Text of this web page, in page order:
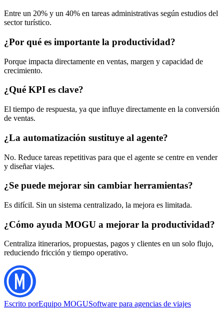
Entre un 20% y un 40% en tareas administrativas según estudios del
sector turístico.
¿Por qué es importante la productividad?
Porque impacta directamente en ventas, margen y capacidad de
crecimiento.
¿Qué KPI es clave?
El tiempo de respuesta, ya que influye directamente en la conversión
de ventas.
¿La automatización sustituye al agente?
No. Reduce tareas repetitivas para que el agente se centre en vender
y diseñar viajes.
¿Se puede mejorar sin cambiar herramientas?
Es difícil. Sin un sistema centralizado, la mejora es limitada.
¿Cómo ayuda MOGU a mejorar la productividad?
Centraliza itinerarios, propuestas, pagos y clientes en un solo flujo,
reduciendo fricción y tiempo operativo.
Escrito porEquipo MOGUSoftware para agencias de viajes